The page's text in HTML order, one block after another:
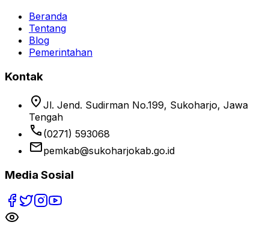
Beranda
Tentang
Blog
Pemerintahan
Kontak
location_on Jl. Jend. Sudirman No.199, Sukoharjo, Jawa
Tengah
phone (0271) 593068
emailpemkab@sukoharjokab.go.id
Media Sosial